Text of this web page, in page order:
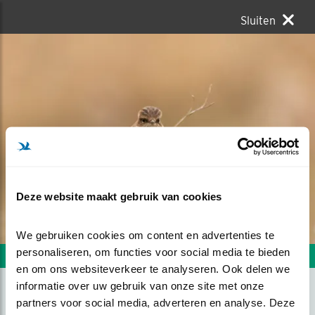
Deze website maakt gebruik van cookies
We gebruiken cookies om content en advertenties te
personaliseren, om functies voor social media te bieden
en om ons websiteverkeer te analyseren. Ook delen we
informatie over uw gebruik van onze site met onze
partners voor social media, adverteren en analyse. Deze
Sluiten
Volgende foto Vorige foto